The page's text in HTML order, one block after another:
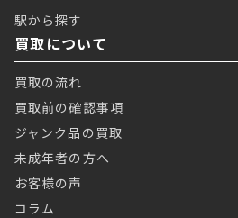
駅から探す
買取について
買取の流れ
買取前の確認事項
ジャンク品の買取
未成年者の方へ
お客様の声
コラム